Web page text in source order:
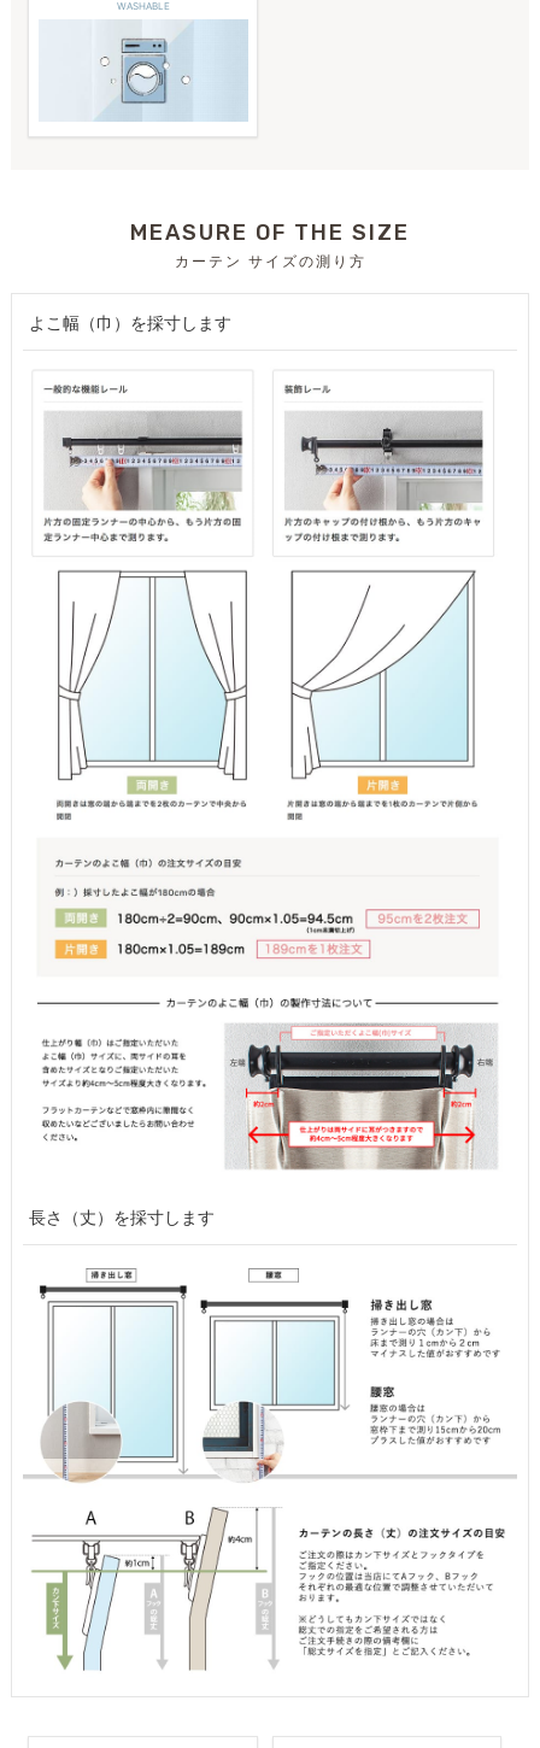
WASHABLE
MEASURE OF THE SIZE
カーテン サイズの測り方
よこ幅（巾）を採寸します
長さ（丈）を採寸します